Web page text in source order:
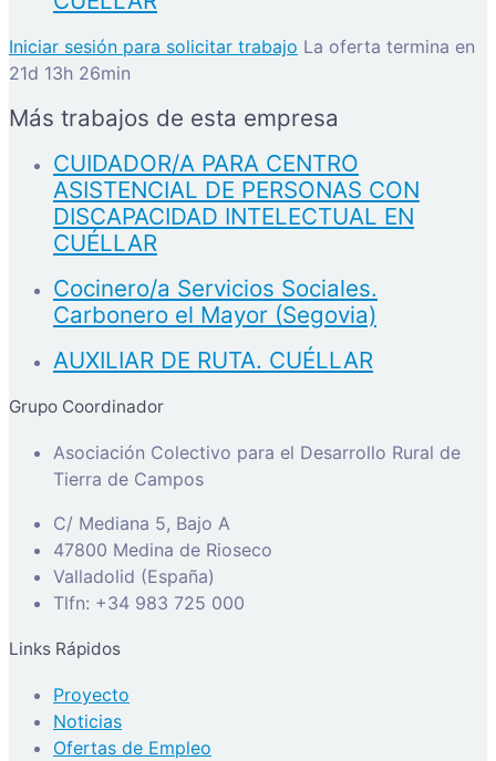
Iniciar sesión para solicitar trabajo La oferta termina en
21d 13h 26min
Más trabajos de esta empresa
CUIDADOR/A PARA CENTRO
ASISTENCIAL DE PERSONAS CON
DISCAPACIDAD INTELECTUAL EN
CUÉLLAR
Cocinero/a Servicios Sociales.
Carbonero el Mayor (Segovia)
AUXILIAR DE RUTA. CUÉLLAR
Grupo Coordinador
Asociación Colectivo para el Desarrollo Rural de
Tierra de Campos
C/ Mediana 5, Bajo A
47800 Medina de Rioseco
Valladolid (España)
Tlfn: +34 983 725 000
Links Rápidos
Proyecto
Noticias
Ofertas de Empleo